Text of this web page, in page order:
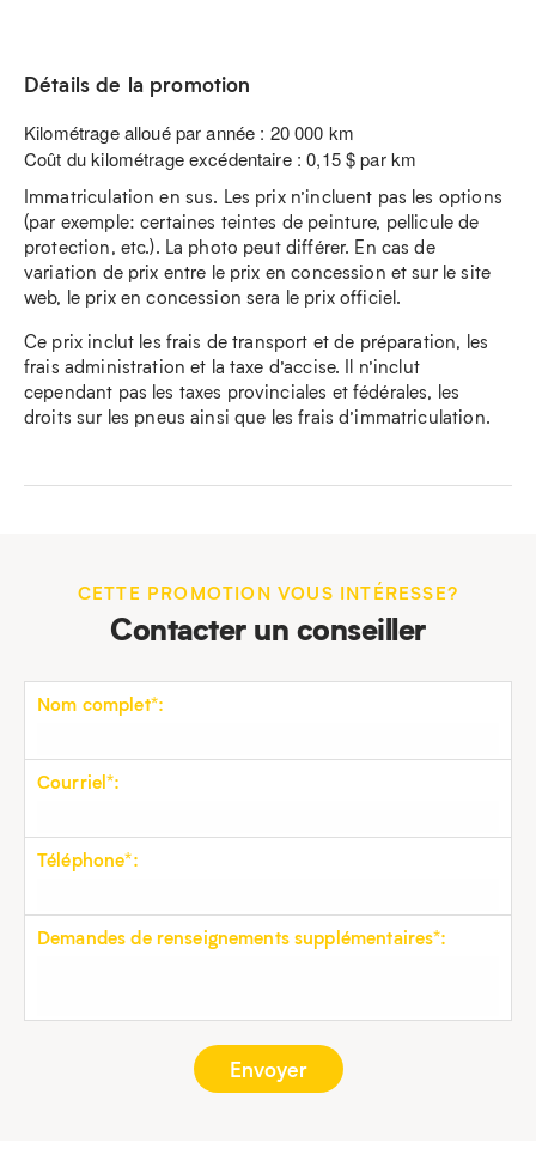
Détails de la promotion
Kilométrage alloué par année : 20 000 km
Coût du kilométrage excédentaire : 0,15 $ par km
Immatriculation en sus. Les prix n’incluent pas les options
(par exemple: certaines teintes de peinture, pellicule de
protection, etc.). La photo peut différer. En cas de
variation de prix entre le prix en concession et sur le site
web, le prix en concession sera le prix officiel.
Ce prix inclut les frais de transport et de préparation, les
frais administration et la taxe d’accise. Il n’inclut
cependant pas les taxes provinciales et fédérales, les
droits sur les pneus ainsi que les frais d’immatriculation.
CETTE PROMOTION VOUS INTÉRESSE?
Contacter un conseiller
Nom complet*:
Courriel*:
Téléphone*:
Demandes de renseignements supplémentaires*: